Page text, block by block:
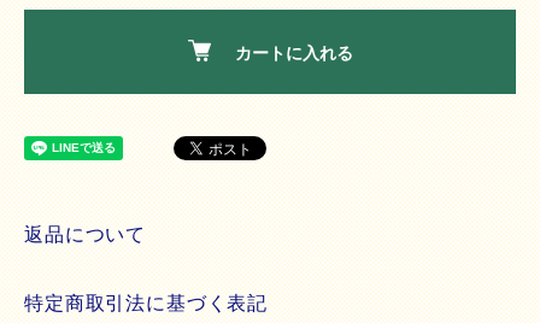
カートに入れる
返品について
特定商取引法に基づく表記